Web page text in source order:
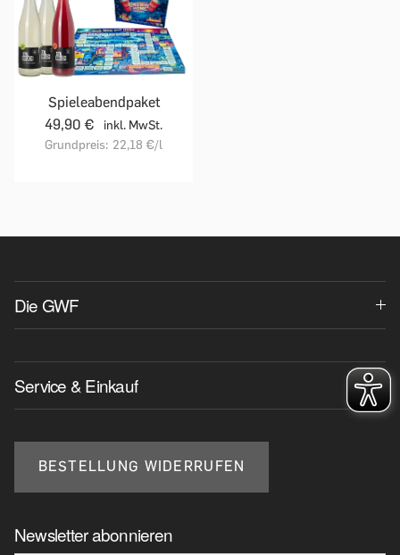
Spieleabendpaket
49,90 €
inkl. MwSt.
Grundpreis: 22,18 €/l
Die GWF
Service & Einkauf
BESTELLUNG WIDERRUFEN
Newsletter abonnieren